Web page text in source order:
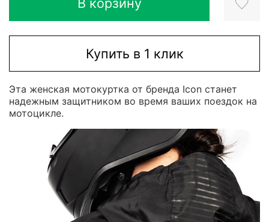
Купить в 1 клик
Эта женская мотокуртка от бренда Icon станет
надежным защитником во время ваших поездок на
мотоцикле.